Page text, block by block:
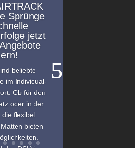
Sprünge
jetzt
beliebte
im Individual-
Ob für den
oder in der
die flexibel
bieten